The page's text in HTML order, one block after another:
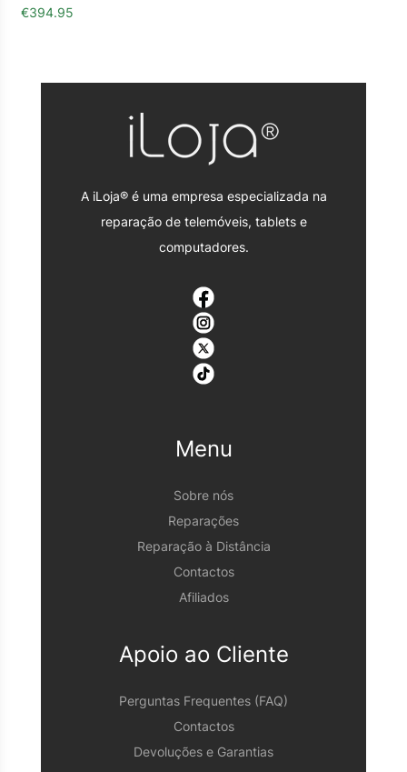
€394.95
A iLoja® é uma empresa especializada na
reparação de telemóveis, tablets e
computadores.
Menu
Sobre nós
Reparações
Reparação à Distância
Contactos
Afiliados
Apoio ao Cliente
Perguntas Frequentes (FAQ)
Contactos
Devoluções e Garantias